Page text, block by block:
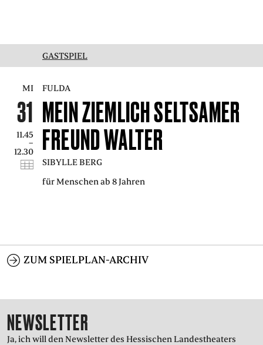
GASTSPIEL
MI
31
11.45
–
12.30
FULDA
MEIN ZIEMLICH SELTSAMER
FREUND WALTER
SIBYLLE BERG
für Menschen ab 8 Jahren
ZUM SPIELPLAN-ARCHIV
NEWSLETTER
Ja, ich will den Newsletter des Hessischen Landestheaters